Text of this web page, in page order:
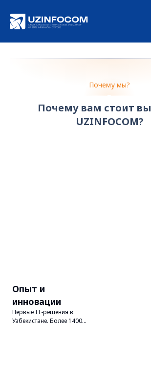
Почему мы?
Почему вам стоит
UZINFOCOM?
Опыт и
инновации
Первые IT-решения в
Узбекистане. Более 1400